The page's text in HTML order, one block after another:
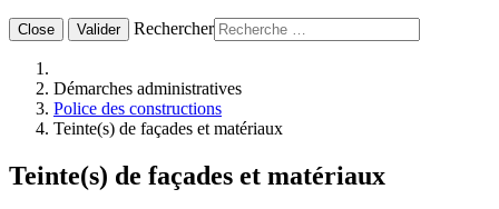
Close Valider Rechercher
Démarches administratives
Police des constructions
Teinte(s) de façades et matériaux
Teinte(s) de façades et matériaux